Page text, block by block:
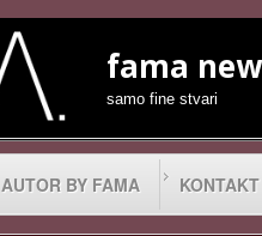
fama
samo fine stvari
AUTOR BY FAMA KONTAKT